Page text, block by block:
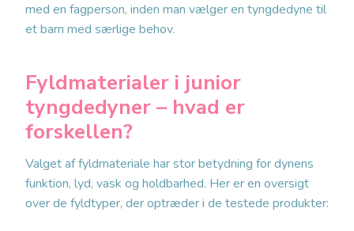
med en fagperson, inden man vælger en tyngdedyne til
et barn med særlige behov.
Fyldmaterialer i junior
tyngdedyner – hvad er
forskellen?
Valget af fyldmateriale har stor betydning for dynens
funktion, lyd, vask og holdbarhed. Her er en oversigt
over de fyldtyper, der optræder i de testede produkter: